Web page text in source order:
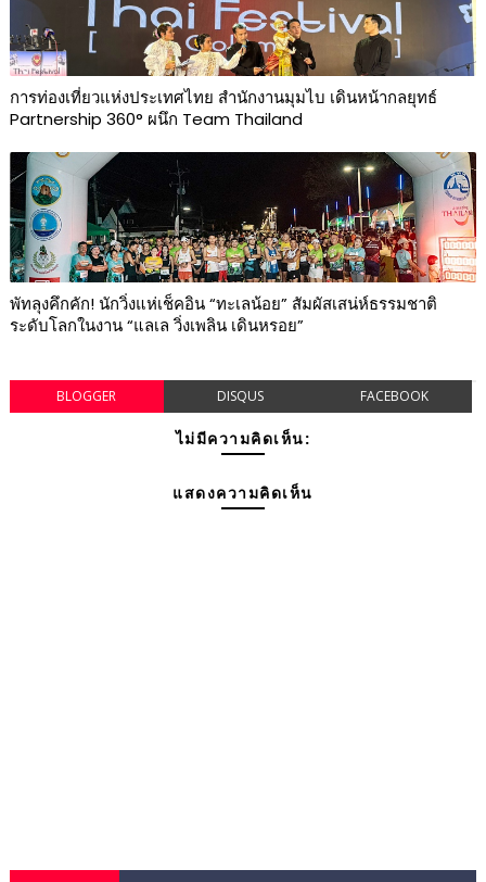
การท่องเที่ยวแห่งประเทศไทย สำนักงานมุมไบ เดินหน้ากลยุทธ์
Partnership 360° ผนึก Team Thailand
พัทลุงคึกคัก! นักวิ่งแห่เช็คอิน “ทะเลน้อย” สัมผัสเสน่ห์ธรรมชาติ
ระดับโลกในงาน “แลเล วิ่งเพลิน เดินหรอย”
BLOGGER DISQUS FACEBOOK
ไม่มีความคิดเห็น:
แสดงความคิดเห็น